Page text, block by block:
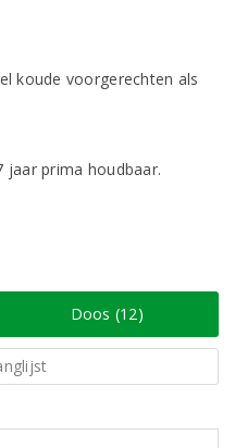
koude voorgerechten als
jaar prima houdbaar.
Doos (12)